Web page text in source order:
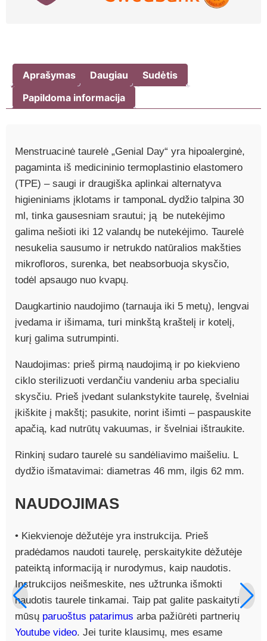
Aprašymas Daugiau
Sudėtis
Papildoma informacija
Menstruacinė taurelė „Genial Day“ yra hipoalerginė,
pagaminta iš medicininio termoplastinio elastomero
(TPE) – saugi ir draugiška aplinkai alternatyva
higieniniams įklotams ir tamponaL dydžio talpina 30
ml, tinka gausesniam srautui; ją be nutekėjimo
galima nešioti iki 12 valandų be nutekėjimo. Taurelė
nesukelia sausumo ir netrukdo natūralios makšties
mikrofloros, surenka, bet neabsorbuoja skysčio,
todėl apsaugo nuo kvapų.
Daugkartinio naudojimo (tarnauja iki 5 metų), lengvai
įvedama ir išimama, turi minkštą kraštelį ir kotelį,
kurį galima sutrumpinti.
Naudojimas: prieš pirmą naudojimą ir po kiekvieno
ciklo sterilizuoti verdančiu vandeniu arba specialiu
skysčiu. Prieš įvedant sulankstykite taurelę, švelniai
įkiškite į makštį; pasukite, norint išimti – paspauskite
apačią, kad nutrūtų vakuumas, ir švelniai ištraukite.
Rinkinį sudaro taurelė su sandėliavimo maišeliu. L
dydžio išmatavimai: diametras 46 mm, ilgis 62 mm.
NAUDOJIMAS
• Kiekvienoje dėžutėje yra instrukcija. Prieš
pradėdamos naudoti taurelę, perskaitykite dėžutėje
pateiktą informaciją ir nurodymus, kaip naudotis.
Instrukcijos neišmeskite, nes užtrunka išmokti
naudotis taurele tinkamai. Taip pat galite paskaityti
mūsų paruoštus patarimus arba pažiūrėti partnerių
Youtube video. Jei turite klausimų, mes esame